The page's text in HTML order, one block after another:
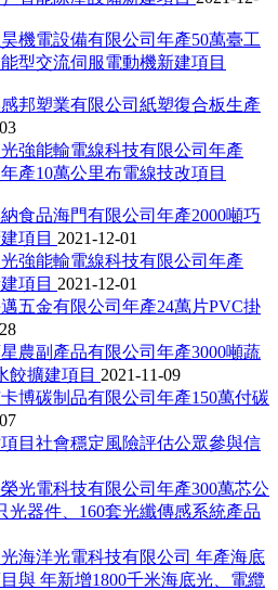
機電設備有限公司年產50萬臺工
型交流伺服電動機新建項目
感邦塑業有限公司紙塑復合板生產
強能輸電線科技有限公司年產
產10萬公里布電線技改項目
食品海門有限公司年產2000噸巧
項目 2021-12-01
強能輸電線科技有限公司年產
項目 2021-12-01
五金有限公司年產24萬片PVC掛
農副產品有限公司年產3000噸蔬
餃擴建項目 2021-11-09
博碳制品有限公司年產150萬付碳
目社會穩定風險評估公眾參與信
光電科技有限公司年產300萬芯公
光器件、160套光纖傳感系統產品
光海洋光電科技有限公司 年產海底
與 年新增1800千米海底光、電纜